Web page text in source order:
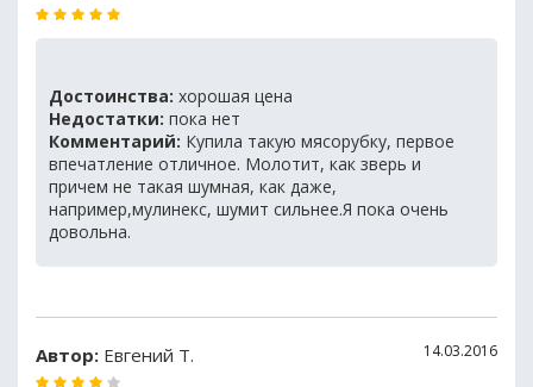
Достоинства: хорошая цена
Недостатки: пока нет
Комментарий: Купила такую мясорубку, первое
впечатление отличное. Молотит, как зверь и
причем не такая шумная, как даже,
например,мулинекс, шумит сильнее.Я пока очень
довольна.
Автор: Евгений Т. 14.03.2016